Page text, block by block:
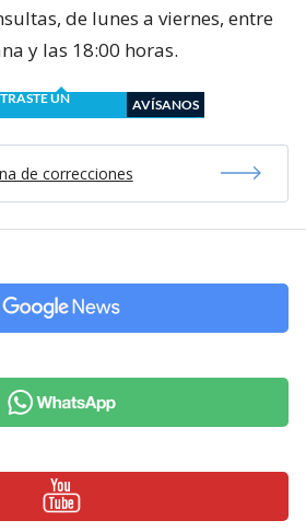
de lunes a viernes, entre
y las 18:00 horas.
UN
AVÍSANOS
de correcciones